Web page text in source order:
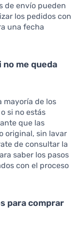
de envío pueden
los pedidos con
una fecha
me queda
mayoría de los
si no estás
que las
original, sin lavar
de consultar la
saber los pasos
con el proceso
para comprar